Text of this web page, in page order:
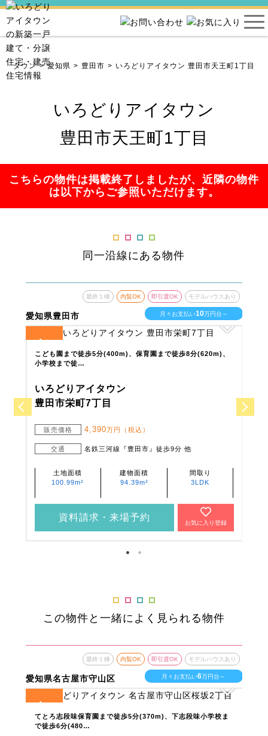
イタウン 愛知県 豊田市 いろどりアイタウン 豊田市天王町1丁目
いろどりアイタウン
豊田市天王町1丁目
こちらの物件は掲載終了しましたが、近隣の物件
は以下からご参照いただけます。
同一沿線にある物件
愛知県豊田市
最終１棟 内覧OK 即引渡OK モデルハウスあり
月々お支払い10万円台～
1
こども園まで徒歩5分(400m)、保育園まで徒歩8分(620m)、
小学校まで徒…
いろどりアイタウン
豊田市栄町7丁目
販売価格 4,390万円（税込）
交通 名鉄三河線『豊田市』徒歩9分 他
土地面積
100.99m²
建物面積
94.39m²
間取り
3LDK
資料請求・来場予約
お気に入り登録
この物件と一緒によく見られる物件
愛知県名古屋市守山区
最終１棟 内覧OK 即引渡OK モデルハウスあり
月々お支払い6万円台～
1
てとろ志段味保育園まで徒歩5分(370m)、下志段味小学校ま
で徒歩6分(480…